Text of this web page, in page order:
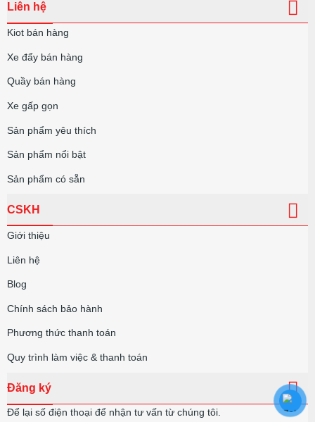
Liên hệ
Kiot bán hàng
Xe đẩy bán hàng
Quầy bán hàng
Xe gấp gọn
Sản phẩm yêu thích
Sản phẩm nổi bật
Sản phẩm có sẵn
CSKH
Giới thiệu
Liên hệ
Blog
Chính sách bảo hành
Phương thức thanh toán
Quy trình làm việc & thanh toán
Đăng ký
Để lại số điện thoại để nhận tư vấn từ chúng tôi.